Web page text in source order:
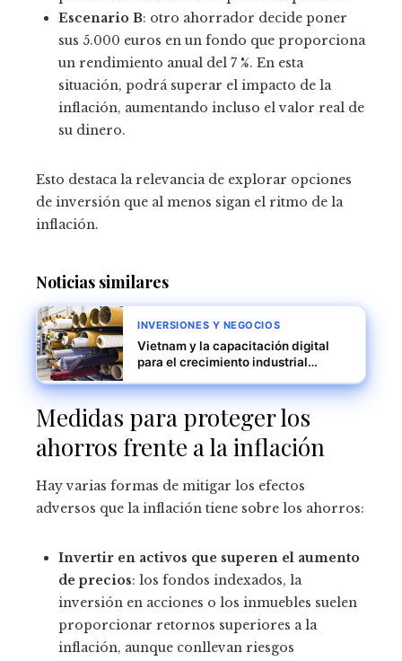
Escenario B: otro ahorrador decide poner
sus 5.000 euros en un fondo que proporciona
un rendimiento anual del 7 %. En esta
situación, podrá superar el impacto de la
inflación, aumentando incluso el valor real de
su dinero.
Esto destaca la relevancia de explorar opciones
de inversión que al menos sigan el ritmo de la
inflación.
Noticias similares
INVERSIONES Y NEGOCIOS
Vietnam y la capacitación digital
para el crecimiento industrial
Medidas para proteger los
ahorros frente a la inflación
Hay varias formas de mitigar los efectos
adversos que la inflación tiene sobre los ahorros:
Invertir en activos que superen el aumento
de precios: los fondos indexados, la
inversión en acciones o los inmuebles suelen
proporcionar retornos superiores a la
inflación, aunque conllevan riesgos